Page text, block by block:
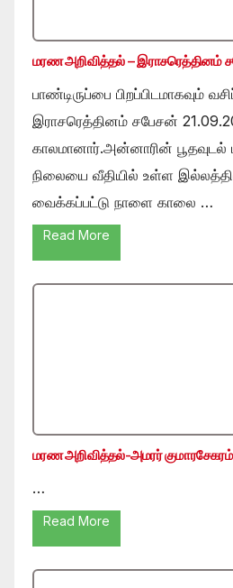
மரண அறிவித்தல் – இராசரெத்தினம்
பாண்டிருப்பை பிறப்பிடமாகவும்
இராசரெத்தினம் சபேசன்
காலமானார்.அன்னாரின் பூதவுடல்
நிலையை வீதியில் உள்ள
வைக்கப்பட்டு நாளை காலை …
Read More
மரண அறிவித்தல்-அமரர் குமாரசேகரம்
…
Read More